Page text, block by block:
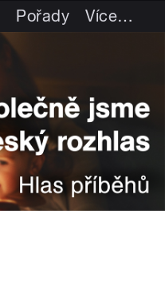
Pořady Více…